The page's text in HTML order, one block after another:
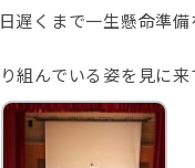
くまで一生懸命準備
んでいる姿を見に来